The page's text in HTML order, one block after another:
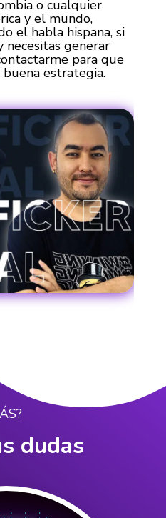
o cualquier
y el mundo,
el habla hispana, si
necesitas generar
para que
estrategia.
dudas